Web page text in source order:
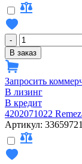
-
В заказ
Запросить
В лизинг
В кредит
4202071022
Артикул: